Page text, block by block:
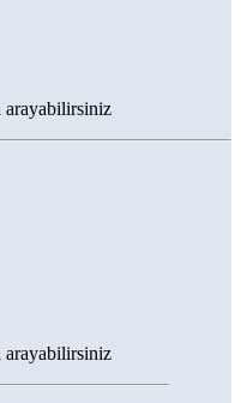
arayabilirsiniz
arayabilirsiniz